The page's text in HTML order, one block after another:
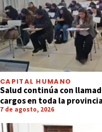
CAPITAL HUMANO
Salud continúa con
cargos en toda la provincia
7 de agosto, 2026